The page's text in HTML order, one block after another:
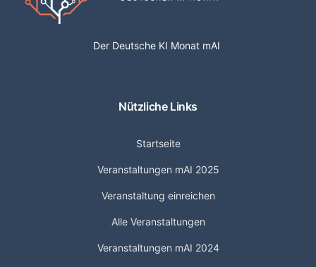
Der Deutsche KI Monat mAI
Nützliche Links
Startseite
Veranstaltungen mAI 2025
Veranstaltung einreichen
Alle Veranstaltungen
Veranstaltungen mAI 2024